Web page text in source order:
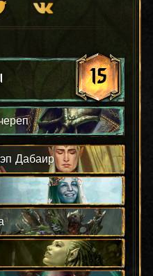
15
Дабаир